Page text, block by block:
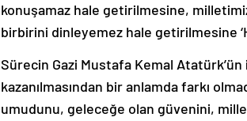
konuşamaz hale getirilmesine,
birbirini dinleyemez hale getirilmesine
Sürecin Gazi Mustafa Kemal Atatürk’ün
kazanılmasından bir anlamda farkı
umudunu, geleceğe olan güvenini,